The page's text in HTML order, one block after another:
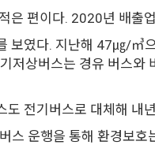
은 편이다. 2020년 배
보였다. 지난해 47㎍/㎥
저상버스는 경유 버스
도 전기버스로 대체해 내
스 운행을 통해 환경보